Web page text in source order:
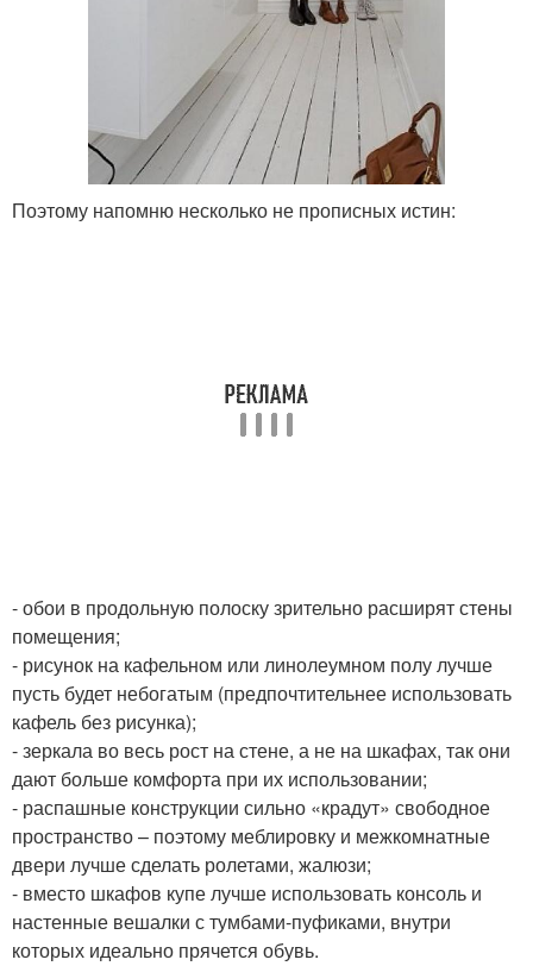
Поэтому напомню несколько не прописных истин:
- обои в продольную полоску зрительно расширят стены
помещения;
- рисунок на кафельном или линолеумном полу лучше
пусть будет небогатым (предпочтительнее использовать
кафель без рисунка);
- зеркала во весь рост на стене, а не на шкафах, так они
дают больше комфорта при их использовании;
- распашные конструкции сильно «крадут» свободное
пространство – поэтому меблировку и межкомнатные
двери лучше сделать ролетами, жалюзи;
- вместо шкафов купе лучше использовать консоль и
настенные вешалки с тумбами-пуфиками, внутри
которых идеально прячется обувь.